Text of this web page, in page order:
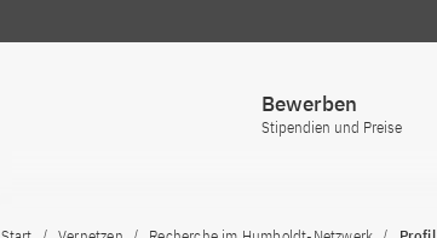
Bewerben
Stipendien und Preise